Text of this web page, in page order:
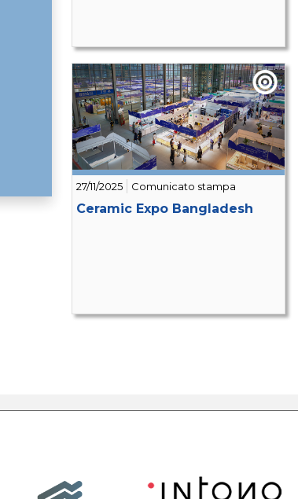
27/11/2025 Comunicato stampa
Ceramic Expo Bangladesh